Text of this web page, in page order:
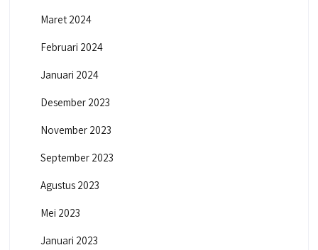
Maret 2024
Februari 2024
Januari 2024
Desember 2023
November 2023
September 2023
Agustus 2023
Mei 2023
Januari 2023